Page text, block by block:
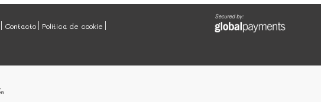
Contacto
Política de cookie